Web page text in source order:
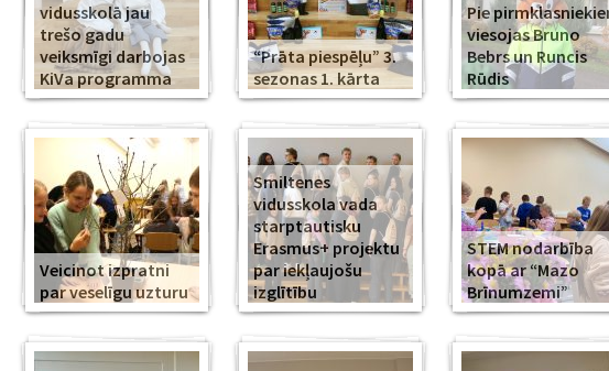
vidusskolā jau
trešo gadu
veiksmīgi darbojas
KiVa programma
“Prāta piespēļu” 3.
sezonas 1. kārta
Pie
viesojas Bruno
Bebrs un Runcis
Rūdis
Veicinot izpratni
par veselīgu uzturu
Smiltenes
vidusskola vada
starptautisku
Erasmus+ projektu
par iekļaujošu
izglītību
STEM nodarbība
kopā ar “Mazo
Brīnumzemi”